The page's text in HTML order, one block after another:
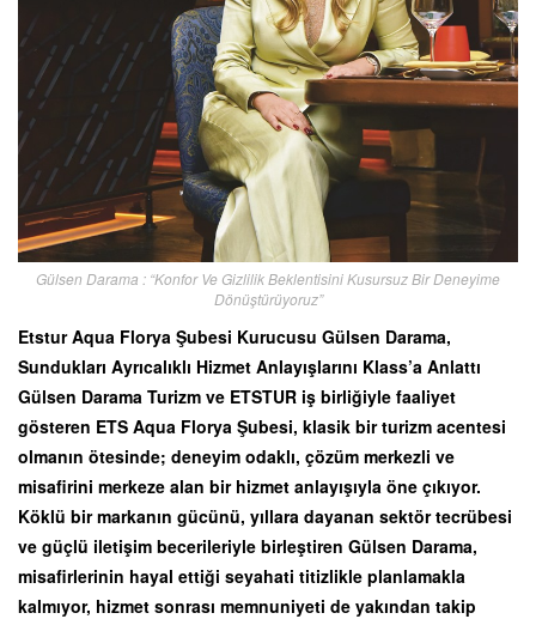
Gülsen Darama : “Konfor Ve Gizlilik Beklentisini Kusursuz Bir Deneyime
Dönüştürüyoruz”
Etstur Aqua Florya Şubesi Kurucusu Gülsen Darama,
Sundukları Ayrıcalıklı Hizmet Anlayışlarını Klass’a Anlattı
Gülsen Darama Turizm ve ETSTUR iş birliğiyle faaliyet
gösteren ETS Aqua Florya Şubesi, klasik bir turizm acentesi
olmanın ötesinde; deneyim odaklı, çözüm merkezli ve
misafirini merkeze alan bir hizmet anlayışıyla öne çıkıyor.
Köklü bir markanın gücünü, yıllara dayanan sektör tecrübesi
ve güçlü iletişim becerileriyle birleştiren Gülsen Darama,
misafirlerinin hayal ettiği seyahati titizlikle planlamakla
kalmıyor, hizmet sonrası memnuniyeti de yakından takip